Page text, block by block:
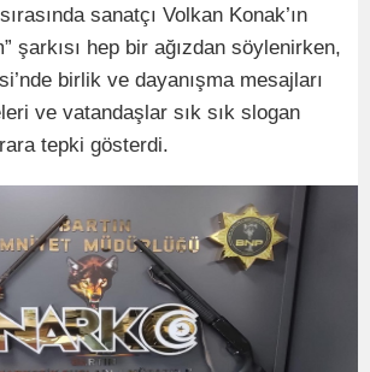
sanatçı Volkan Konak’ın
şarkısı hep bir ağızdan söylenirken,
birlik ve dayanışma mesajları
ve vatandaşlar sık sık slogan
tepki gösterdi.